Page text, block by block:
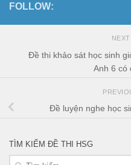
FOLLOW:
Đề thi khảo sát học sinh
Anh 6 có
Đề luyện nghe học
TÌM KIẾM ĐỀ THI HSG
Tìm